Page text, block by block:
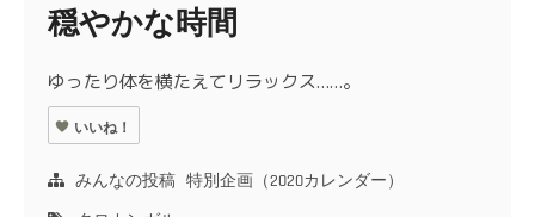
穏やかな時間
ゆったり体を横たえてリラックス……。
いいね！
みんなの投稿 特別企画（2020カレンダー）